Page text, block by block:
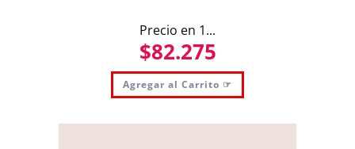
Precio en 1...
$82.275
Agregar al Carrito ☞